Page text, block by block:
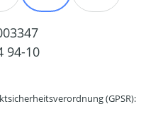
94-10
(GPSR):